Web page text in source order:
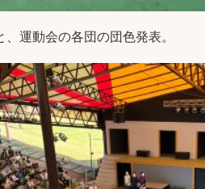
運動会の各団の団色発表。